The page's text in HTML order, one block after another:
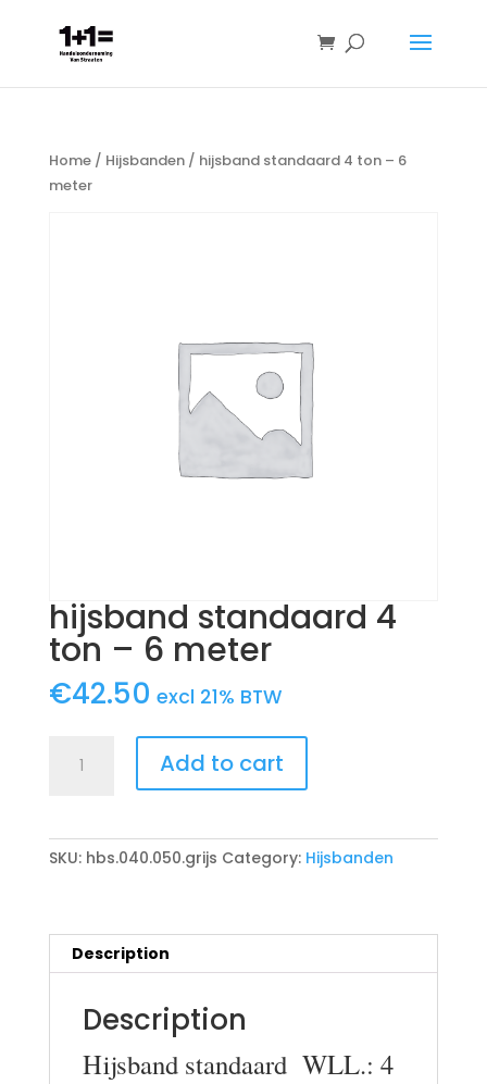
Home/ Hijsbanden/ hijsband standaard 4 ton – 6
meter
hijsband standaard 4
ton – 6 meter
€42.50 excl 21% BTW
standaard
-
Add to cart
SKU: hbs.040.050.grijs Category: Hijsbanden
Description
Description
Hijsband standaard WLL.: 4